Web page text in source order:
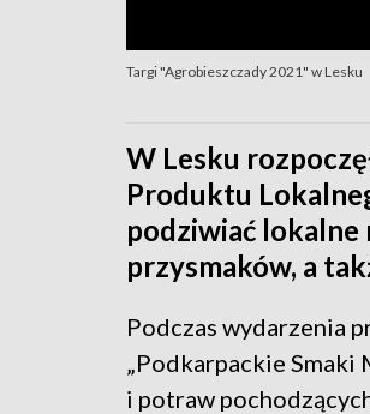
Targi "Agrobieszczady 2021" w Lesku
W Lesku
Produktu
podziwiać lokalne
przysmaków, a
Podczas wydarzenia
„Podkarpackie Smaki
i potraw